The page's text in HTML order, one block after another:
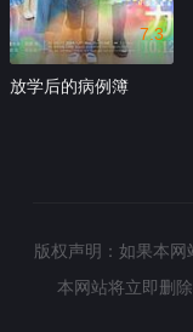
7.3
放学后的病例簿
版权声明：如果本网
本网站将立即删